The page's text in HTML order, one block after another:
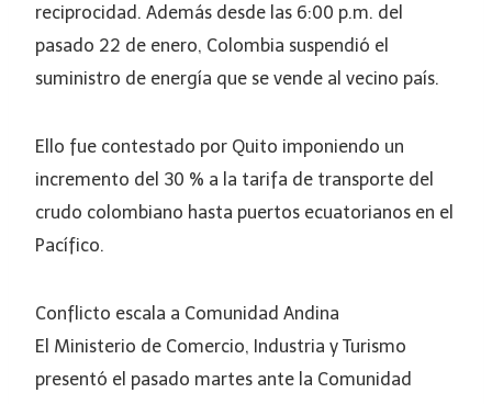
reciprocidad. Además desde las 6:00 p.m. del
pasado 22 de enero, Colombia suspendió el
suministro de energía que se vende al vecino país.
Ello fue contestado por Quito imponiendo un
incremento del 30 % a la tarifa de transporte del
crudo colombiano hasta puertos ecuatorianos en el
Pacífico.
Conflicto escala a Comunidad Andina
El Ministerio de Comercio, Industria y Turismo
presentó el pasado martes ante la Comunidad